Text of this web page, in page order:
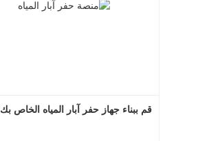
قم ببناء جهاز حفر آبار المياه الخاص بك